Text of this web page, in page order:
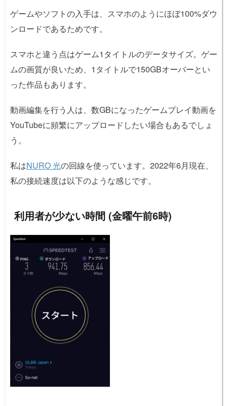
ゲームやソフトの入手は、スマホのようにほぼ100%ダウ
ンロードであるためです。
スマホと違う点はゲーム1タイトルのデータサイズ。ゲー
ムの画質が良いため、1タイトルで150GBオーバーとい
った作品もあります。
動画編集を行う人は、数GBになったゲームプレイ動画を
YouTubeに頻繁にアップロードしたい場合もあるでしょ
う。
私はNURO 光の回線を使っています。2022年6月現在、
私の接続速度は以下のような感じです。
利用者が少ない時間 (金曜午前6時)